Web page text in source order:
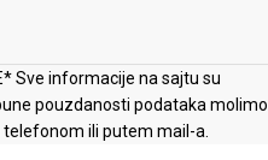
Sve informacije na sajtu su
pouzdanosti podataka molimo
ili putem mail-a.